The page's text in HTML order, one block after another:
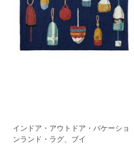
インドア・アウトドア・バケーショ
ンランド・ラグ、ブイ